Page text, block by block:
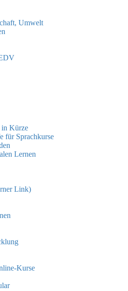
Umwelt
in Kürze
für Sprachkurse
Lernen
Link)
Kurse